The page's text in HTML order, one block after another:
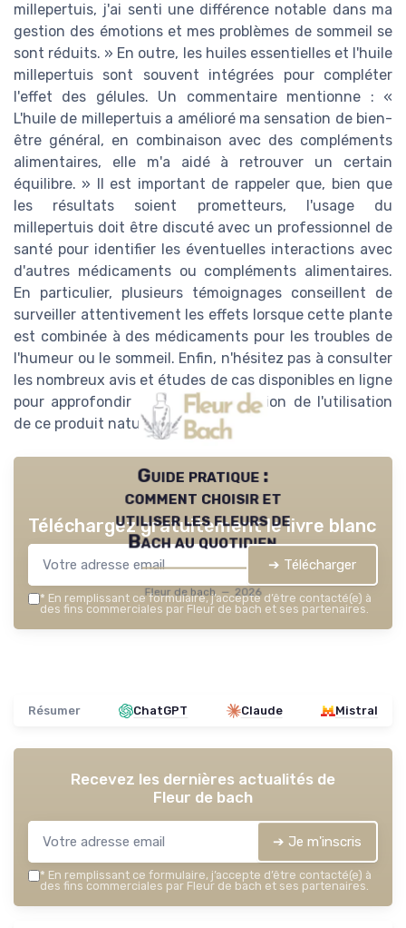
millepertuis, j'ai senti une différence notable dans ma
gestion des émotions et mes problèmes de sommeil se
sont réduits. » En outre, les huiles essentielles et l'huile
millepertuis sont souvent intégrées pour compléter
l'effet des gélules. Un commentaire mentionne : «
L'huile de millepertuis a amélioré ma sensation de bien-
être général, en combinaison avec des compléments
alimentaires, elle m'a aidé à retrouver un certain
équilibre. » Il est important de rappeler que, bien que
les résultats soient prometteurs, l'usage du
millepertuis doit être discuté avec un professionnel de
santé pour identifier les éventuelles interactions avec
d'autres médicaments ou compléments alimentaires.
En particulier, plusieurs témoignages conseillent de
surveiller attentivement les effets lorsque cette plante
est combinée à des médicaments pour les troubles de
l'humeur ou le sommeil. Enfin, n'hésitez pas à consulter
les nombreux avis et études de cas disponibles en ligne
pour approfondir votre compréhension de l'utilisation
de ce produit naturel prometteur.
Guide pratique :
comment choisir et
utiliser les fleurs de
Bach au quotidien
Fleur de bach — 2026
Téléchargez gratuitement le livre blanc
➔ Télécharger
* En remplissant ce formulaire, j’accepte d’être contacté(e) à
des fins commerciales par Fleur de bach et ses partenaires.
Résumer ChatGPT Claude Mistral
Recevez les dernières actualités de
Fleur de bach
➔ Je m'inscris
* En remplissant ce formulaire, j’accepte d’être contacté(e) à
des fins commerciales par Fleur de bach et ses partenaires.